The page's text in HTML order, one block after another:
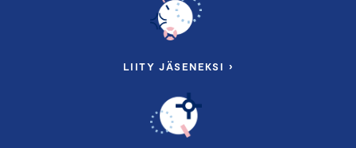
LIITY JÄSENEKSI ›